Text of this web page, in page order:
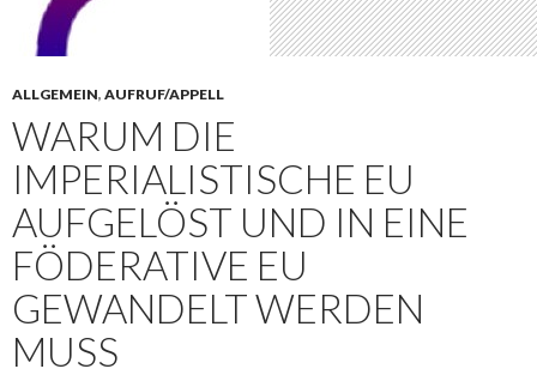
ALLGEMEIN, AUFRUF/APPELL
WARUM DIE
IMPERIALISTISCHE EU
AUFGELÖST UND IN EINE
FÖDERATIVE EU
GEWANDELT WERDEN
MUSS